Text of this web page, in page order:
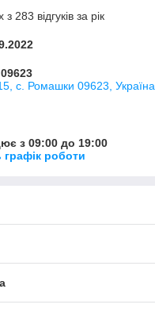
283 відгуків за рік
с. Ромашки 09623, Україна
з 09:00 до 19:00
графік роботи